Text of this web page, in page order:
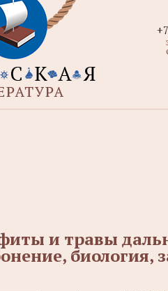
и травы
биология,